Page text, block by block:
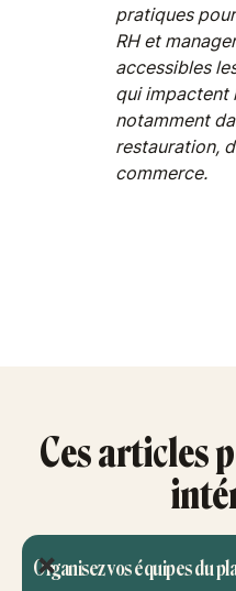
Organisez vos équipes du
pratiques
RH et
accessibles
qui impactent
notamment
restauration,
commerce.
Ces articles